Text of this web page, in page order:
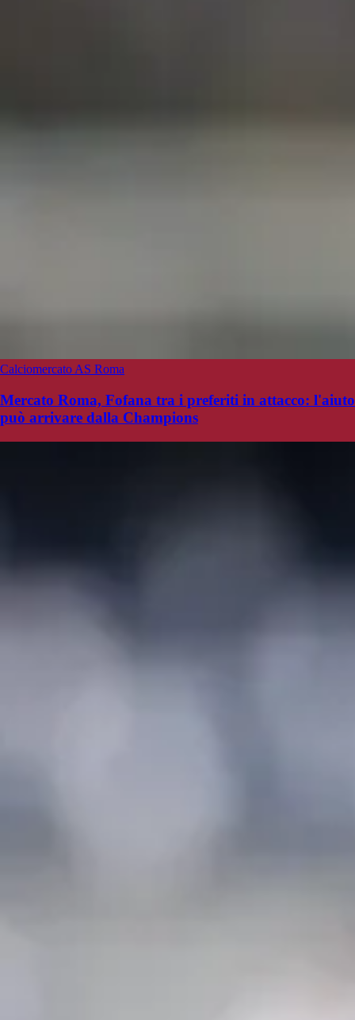
Calciomercato AS Roma
Mercato Roma, Fofana tra i preferiti in attacco: l'aiuto
può arrivare dalla Champions